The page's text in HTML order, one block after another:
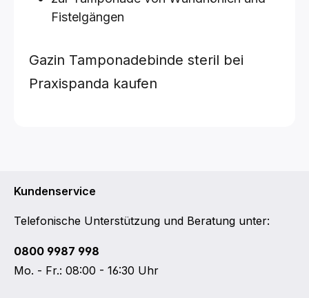
Fistelgängen
Gazin Tamponadebinde steril bei
Praxispanda kaufen
Kundenservice
Telefonische Unterstützung und Beratung unter:
0800 9987 998
Mo. - Fr.: 08:00 - 16:30 Uhr